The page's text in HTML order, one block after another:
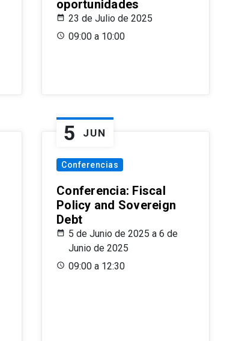
oportunidades
23 de Julio de 2025
09:00 a 10:00
5 JUN
Conferencias
Conferencia: Fiscal
Policy and Sovereign
Debt
5 de Junio de 2025 a 6 de
Junio de 2025
09:00 a 12:30